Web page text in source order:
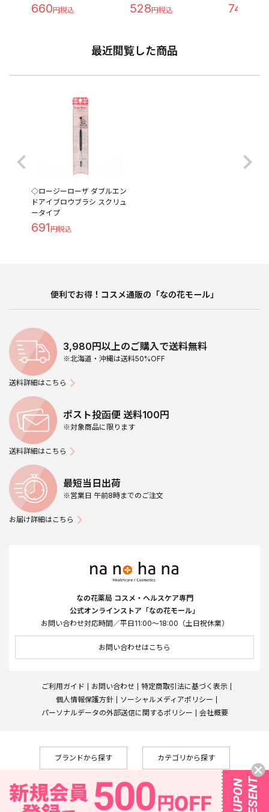
660 528 748
最近閲覧した商品
◇ロージーローザ ダブルエン
ドアイブロウブラシ スクリュ
ータイプ
691
便利でお得！コスメ通販の「なの花モール」
3,980円以上のご購入で送料無料
※北海道・沖縄は送料50%OFF
送料詳細はこちら
ポスト投函便 送料100円
※対象商品に限ります
送料詳細はこちら
最短当日出荷
※営業日 午前8時までのご注文
お届け詳細はこちら
なの花薬局 コスメ・ヘルスケア専門
公式オンラインストア「なの花モール」
お問い合わせ対応時間／平日11:00～18:00（土日祝休業）
お問い合わせはこちら
ご利用ガイド お問い合わせ
特定商取引法に基づく表示
個人情報保護方針
ソーシャルメディアポリシー
パーソナルデータの外部送信に関するポリシー
会社概要
ブランドから探す カテゴリから探す
Copyright © Nanohana West Japan Co., Ltd., All Rights Reserved
なの花薬局 株式会社メディカルシステムネットワーク